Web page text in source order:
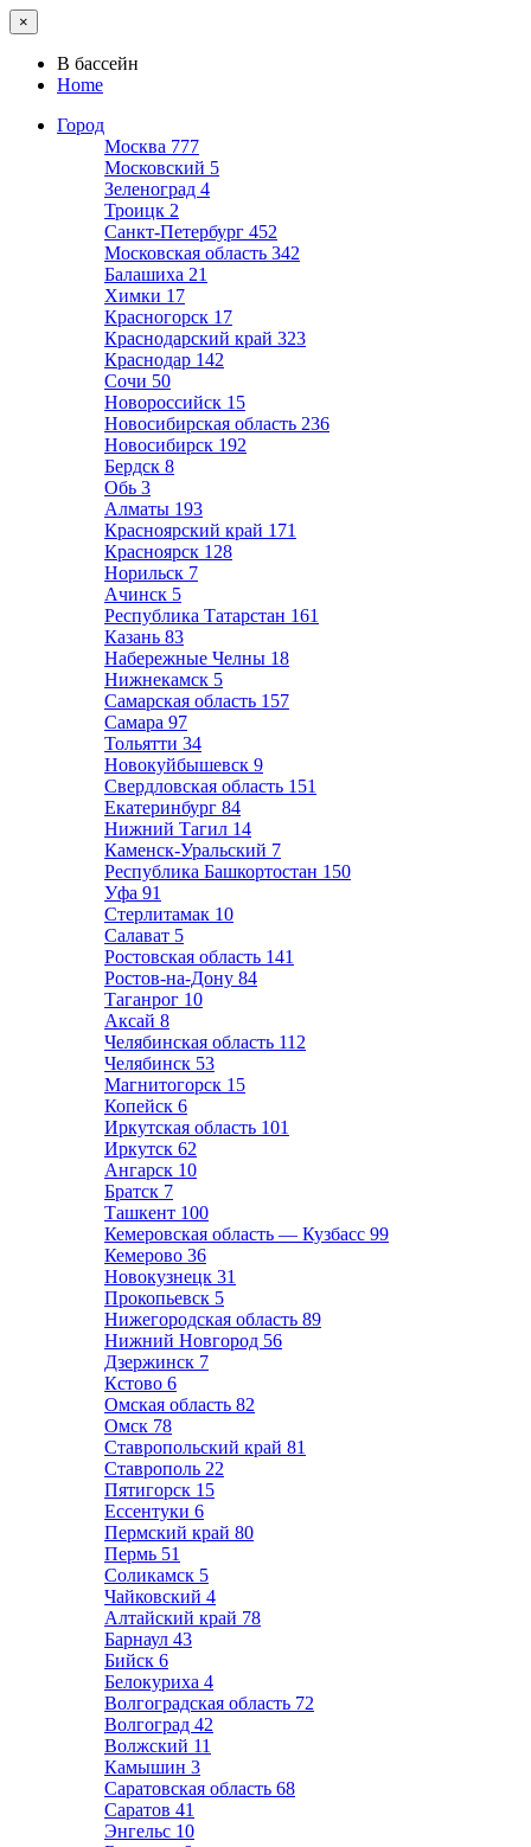
×
В бассейн
Home
Город
Москва 777
Московский 5
Зеленоград 4
Троицк 2
Санкт-Петербург 452
Московская область 342
Балашиха 21
Химки 17
Красногорск 17
Краснодарский край 323
Краснодар 142
Сочи 50
Новороссийск 15
Новосибирская область 236
Новосибирск 192
Бердск 8
Обь 3
Алматы 193
Красноярский край 171
Красноярск 128
Норильск 7
Ачинск 5
Республика Татарстан 161
Казань 83
Набережные Челны 18
Нижнекамск 5
Самарская область 157
Самара 97
Тольятти 34
Новокуйбышевск 9
Свердловская область 151
Екатеринбург 84
Нижний Тагил 14
Каменск-Уральский 7
Республика Башкортостан 150
Уфа 91
Стерлитамак 10
Салават 5
Ростовская область 141
Ростов-на-Дону 84
Таганрог 10
Аксай 8
Челябинская область 112
Челябинск 53
Магнитогорск 15
Копейск 6
Иркутская область 101
Иркутск 62
Ангарск 10
Братск 7
Ташкент 100
Кемеровская область — Кузбасс 99
Кемерово 36
Новокузнецк 31
Прокопьевск 5
Нижегородская область 89
Нижний Новгород 56
Дзержинск 7
Кстово 6
Омская область 82
Омск 78
Ставропольский край 81
Ставрополь 22
Пятигорск 15
Ессентуки 6
Пермский край 80
Пермь 51
Соликамск 5
Чайковский 4
Алтайский край 78
Барнаул 43
Бийск 6
Белокуриха 4
Волгоградская область 72
Волгоград 42
Волжский 11
Камышин 3
Саратовская область 68
Саратов 41
Энгельс 10